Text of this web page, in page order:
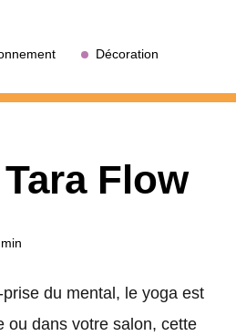
Décoration
Flow
min
prise du mental, le yoga est
ou dans votre salon, cette